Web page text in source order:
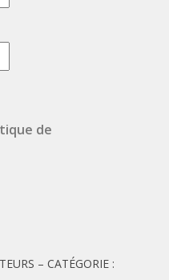
de
– CATÉGORIE :